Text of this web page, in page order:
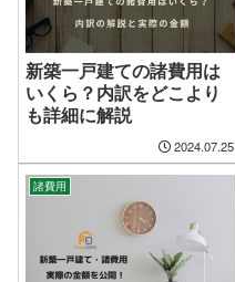
新築一戸建ての諸費用は
いくら？内訳をどこより
も詳細に解説
2024.07.25
諸費用